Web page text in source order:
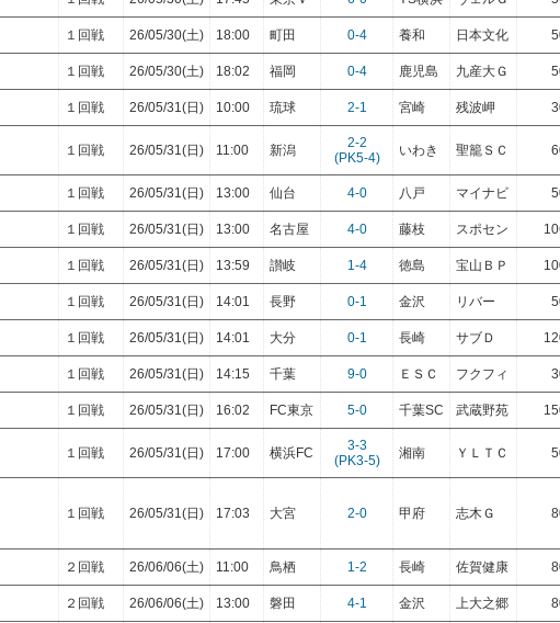
１回戦 26/05/30(土) 18:00 町田 0-4 養和 日本文化
１回戦 26/05/30(土) 18:02 福岡 0-4 鹿児島 九産大Ｇ
１回戦 26/05/31(日) 10:00 琉球 2-1 宮崎 残波岬
１回戦 26/05/31(日) 11:00 新潟
2-2
(PK5-4)
いわき 聖籠ＳＣ
１回戦 26/05/31(日) 13:00 仙台 4-0 八戸 マイナビ
１回戦 26/05/31(日) 13:00 名古屋 4-0 藤枝 スポセン
１回戦 26/05/31(日) 13:59 讃岐 1-4 徳島 宝山ＢＰ
１回戦 26/05/31(日) 14:01 長野 0-1 金沢 リバー
１回戦 26/05/31(日) 14:01 大分 0-1 長崎 サブＤ
１回戦 26/05/31(日) 14:15 千葉 9-0 ＥＳＣ フクフィ
１回戦 26/05/31(日) 16:02 FC東京 5-0 千葉SC 武蔵野苑
１回戦 26/05/31(日) 17:00 横浜FC
3-3
(PK3-5)
湘南 ＹＬＴＣ
１回戦 26/05/31(日) 17:03 大宮 2-0 甲府 志木Ｇ
２回戦 26/06/06(土) 11:00 鳥栖 1-2 長崎 佐賀健康
２回戦 26/06/06(土) 13:00 磐田 4-1 金沢 上大之郷